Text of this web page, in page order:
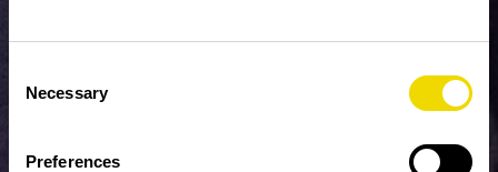
Selection
Necessary
Preferences